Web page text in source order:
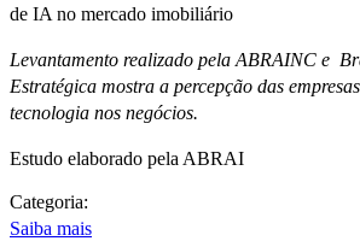
de IA no mercado imobiliário
Levantamento realizado pela ABRAINC e
Estratégica mostra a percepção das
tecnologia nos negócios.
Estudo elaborado pela ABRAI
Categoria:
Saiba mais